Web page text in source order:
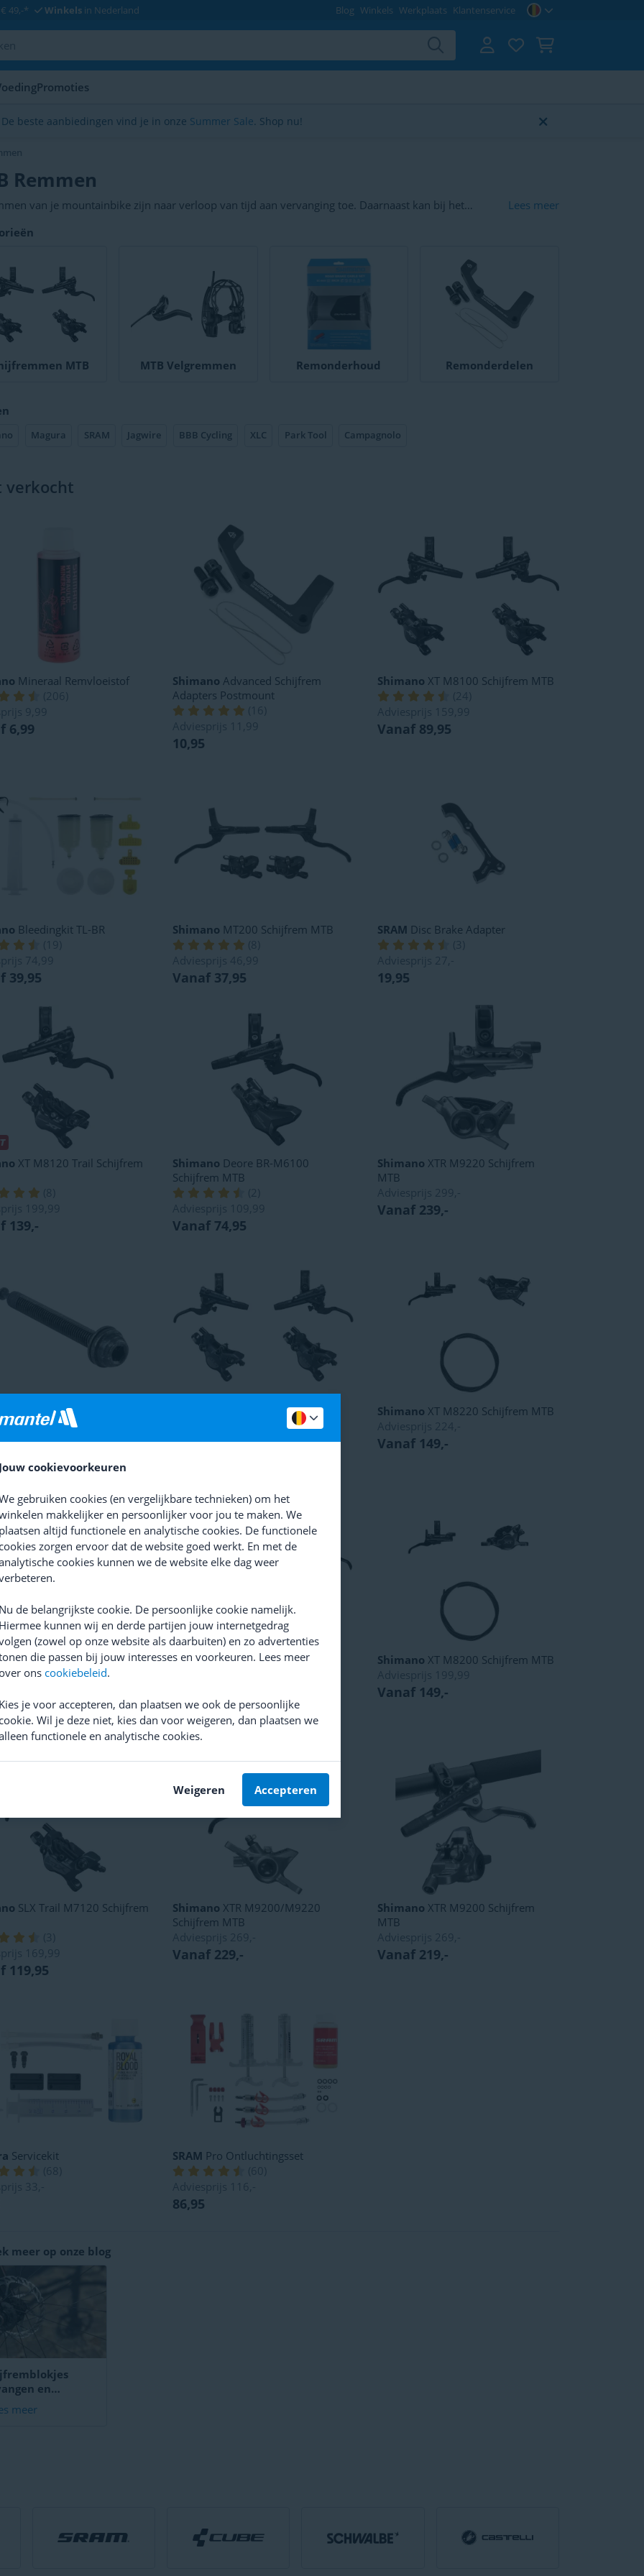
49,-* Winkels in Nederland Blog Winkels Werkplaats Klantenservice
Promoties
De beste aanbiedingen vind je in onze Summer Sale. Shop nu!
Remmen
van je mountainbike zijn naar verloop van tijd aan vervanging toe. Daarnaast kan bij het
krijgen. Het maakt niet uit of je velgremmen of schijfremmen hebt, hier vind je alles om je
Lees meer
MTB MTB Velgremmen Remonderhoud Remonderdelen
Magura SRAM Jagwire BBB Cycling XLC Park Tool Campagnolo
verkocht
Mineraal Remvloeistof
(206
9,99
6,99
Shimano Advanced Schijfrem
Adapters Postmount
( 16
Adviesprijs
11,99
10,95
Shimano XT M8100 Schijfrem MTB
(24
Adviesprijs
159,99
Vanaf 89,95
Bleedingkit TL-BR
( 19
74,99
39,95
Shimano MT200 Schijfrem MTB
(8
Adviesprijs 46,99
Vanaf 37,95
SRAM Disc Brake Adapter
( 3
Adviesprijs
27,-
19,95
XT M8120 Trail Schijfrem
(8
199,99
139,-
Shimano Deore BR-M6100
Schijfrem MTB
( 2
Adviesprijs
109,99
Vanaf 74,95
Shimano XTR M9220 Schijfrem
MTB
Adviesprijs
299,-
Vanaf 239,-
Flatmount Bout C
(10)
7,79
SLX M7100 Schijfrem
(20)
Shimano XT M8220 Schijfrem MTB
Adviesprijs 224,-
Vanaf 149,-
Road Pro Brake Kit kabelset
(24)
ShimanoMT501 + MT520
Adviesprijs139,99
Vanaf 99,-
Shimano XT M8200 Schijfrem MTB
Adviesprijs
199,99
Vanaf 149,-
SLX Trail M7120 Schijfrem
( 3
169,99
119,95
Shimano XTR M9200/M9220
Schijfrem MTB
Adviesprijs 269,-
Vanaf 229,-
Shimano XTR M9200 Schijfrem
MTB
Adviesprijs 269,-
Vanaf 219,-
Servicekit
(68
33,-
SRAM Pro Ontluchtingsset
(60
Adviesprijs
116,-
86,95
meer op onze blog
en
[How-to]
meer
Jouw cookievoorkeuren
gebruiken cookies (en vergelijkbare technieken) om het
makkelijker en persoonlijker voor jou te maken. We
plaatsen altijd functionele en analytische cookies. De functionele
cookies zorgen ervoor dat de website goed werkt. En met de
cookies kunnen we de website elke dag weer
Nu de belangrijkste cookie. De persoonlijke cookie namelijk.
Hiermee kunnen wij en derde partijen jouw internetgedrag
(zowel op onze website als daarbuiten) en zo advertenties
die passen bij jouw interesses en voorkeuren. Lees meer
ons cookiebeleid.
Kies je voor accepteren, dan plaatsen we ook de persoonlijke
cookie. Wil je deze niet, kies dan voor weigeren, dan plaatsen we
functionele en analytische cookies.
Weigeren Accepteren